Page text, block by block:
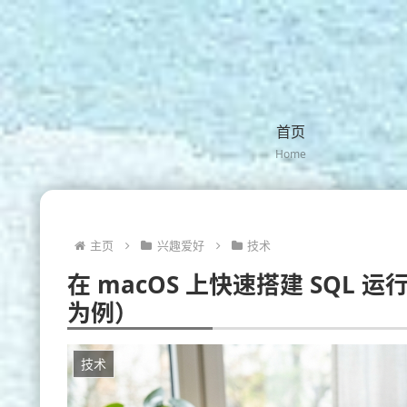
首页
Home
主页 兴趣爱好 技术
在 macOS 上快速搭建 SQL 运
为例）
技术